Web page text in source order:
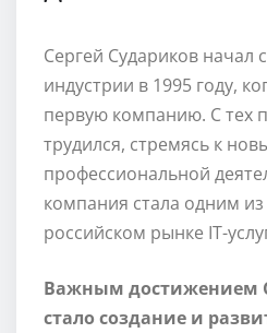
Сергей Судариков начал
индустрии в 1995 году,
первую компанию. С тех
трудился, стремясь к
профессиональной
компания стала одним
российском рынке IT-
Важным достижением
стало создание и